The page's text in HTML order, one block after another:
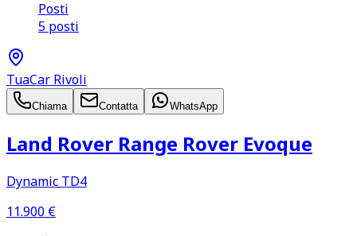
Posti
5 posti
TuaCar Rivoli
Chiama Contatta WhatsApp
Land Rover Range Rover Evoque
Dynamic TD4
11.900 €